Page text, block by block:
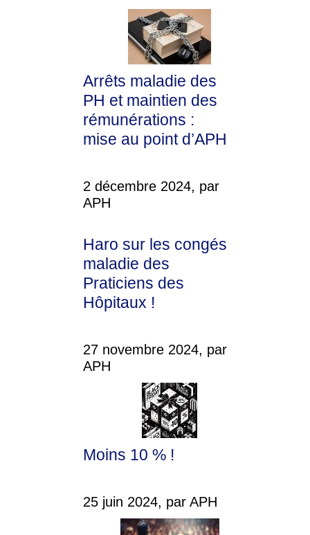
Arrêts maladie des
PH et maintien des
rémunérations :
mise au point d’APH
2 décembre 2024, par
APH
Haro sur les congés
maladie des
Praticiens des
Hôpitaux !
27 novembre 2024, par
APH
Moins 10 % !
25 juin 2024, par APH